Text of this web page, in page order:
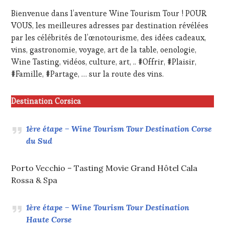
FAMOUS
HOST,
GUEST,
MÉDIAS,
PRESSE
ÉCRITE,
RADIO,
WEB,
OENOTOURISME,
PARTENAIRES
TERROIR,
PROVENCE,
CUISINIER,
ŒNOLOGUE,
Bienvenue dans l’aventure Wine Tourism Tour ! POUR
VOUS, les meilleures adresses par destination révélées
par les célébrités de l’œnotourisme, des idées cadeaux,
vins, gastronomie, voyage, art de la table, oenologie,
Wine Tasting, vidéos, culture, art, .. #Offrir, #Plaisir,
#Famille, #Partage, … sur la route des vins.
Destination Corsica
1ère étape – Wine Tourism Tour Destination Corse
du Sud
Porto Vecchio – Tasting Movie Grand Hôtel Cala
Rossa & Spa
1ère étape – Wine Tourism Tour Destination
Haute Corse